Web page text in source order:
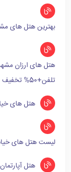
بهترین هتل های مشهد با
هتل های ارزان
تلفن+50% تخفیف
هتل های
لیست هتل های خیابان
هتل